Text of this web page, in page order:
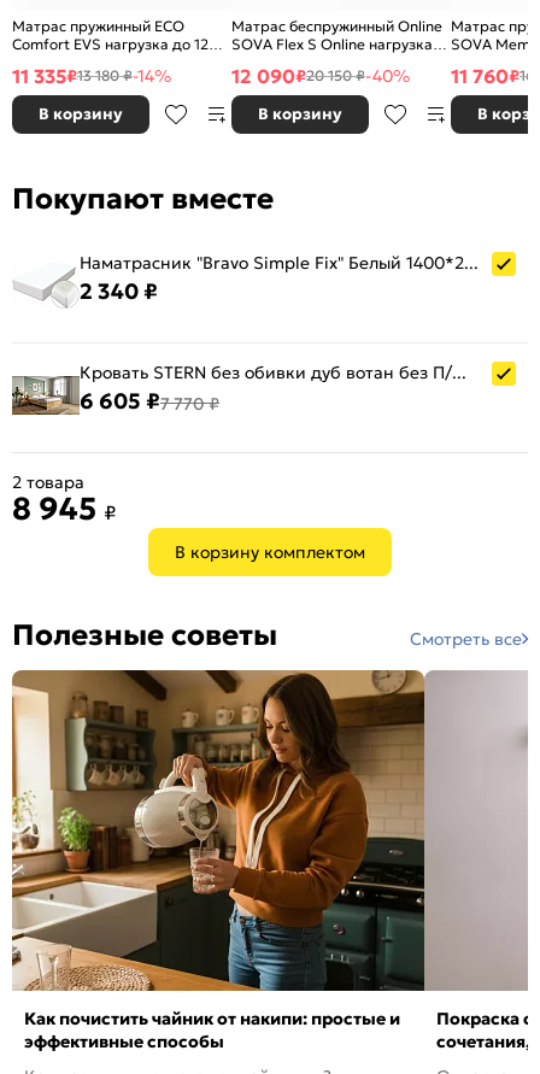
Матрас пружинный ECO
Comfort EVS нагрузка до 120
11 335₽13 180 ₽-14%
В корзину
Матрас беспружинный Online
SOVA Flex S Online нагрузка
12 090₽20 150 ₽-40%
В корзину
Матрас
SOVA
11 760₽16
В
Покупают вместе
Наматрасник "Bravo Simple Fix" Белый 1400*2000 (резинка по периметру)
2 340 ₽
Кровать STERN без обивки дуб вотан без П/М 1400x2000, изголовье жесткое
6 605 ₽7 770 ₽
В корзину комплектом
2 товара
8 945 ₽
Полезные советы Смотреть все
Как почистить чайник от накипи: простые и
эффективные способы
Покраска
сочетания,